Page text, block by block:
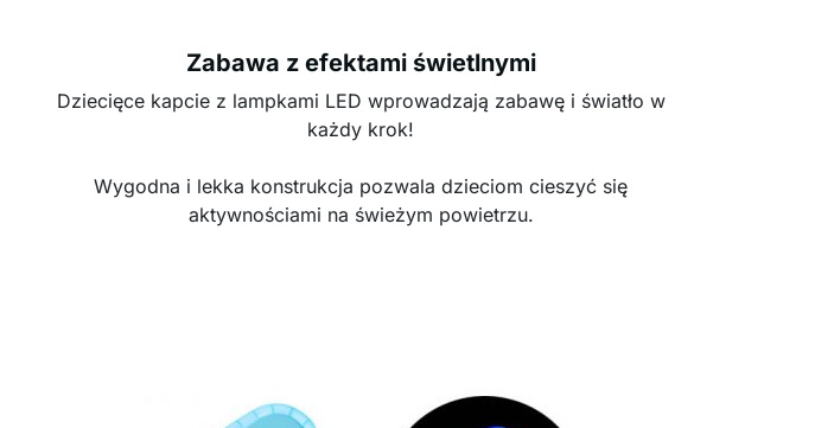
Zabawa z efektami świetlnymi
Dziecięce kapcie z lampkami LED wprowadzają zabawę i światło w
każdy krok!
Wygodna i lekka konstrukcja pozwala dzieciom cieszyć się
aktywnościami na świeżym powietrzu.